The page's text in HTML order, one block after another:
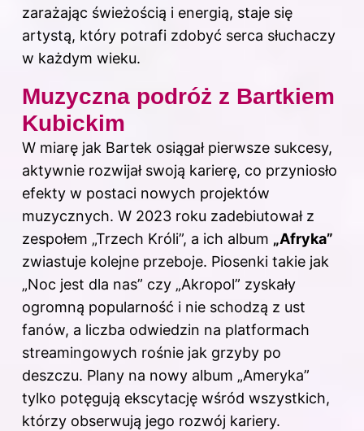
zarażając świeżością i energią, staje się
artystą, który potrafi zdobyć serca słuchaczy
w każdym wieku.
Muzyczna podróż z Bartkiem
Kubickim
W miarę jak Bartek osiągał pierwsze sukcesy,
aktywnie rozwijał swoją karierę, co przyniosło
efekty w postaci nowych projektów
muzycznych. W 2023 roku zadebiutował z
zespołem „Trzech Króli”, a ich album „Afryka”
zwiastuje kolejne przeboje. Piosenki takie jak
„Noc jest dla nas” czy „Akropol” zyskały
ogromną popularność i nie schodzą z ust
fanów, a liczba odwiedzin na platformach
streamingowych rośnie jak grzyby po
deszczu. Plany na nowy album „Ameryka”
tylko potęgują ekscytację wśród wszystkich,
którzy obserwują jego rozwój kariery.